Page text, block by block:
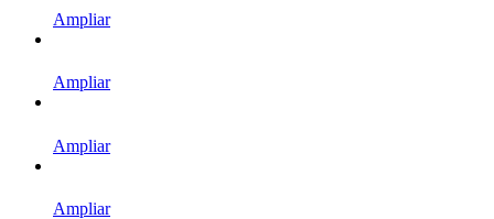
Ampliar
Ampliar
Ampliar
Ampliar